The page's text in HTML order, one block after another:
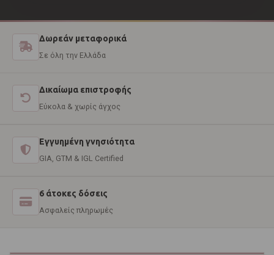
Δωρεάν μεταφορικά
Σε όλη την Ελλάδα
Δικαίωμα επιστροφής
Εύκολα & χωρίς άγχος
Εγγυημένη γνησιότητα
GIA, GTM & IGL Certified
6 άτοκες δόσεις
Ασφαλείς πληρωμές